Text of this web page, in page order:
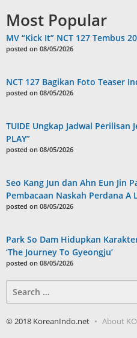
Most Popular
MV “Kick It” NCT 127 Tembus
posted on 08/05/2026
NCT 127 Bagikan Foto Teaser
posted on 08/05/2026
TUIDE Ungkap Jadwal Perilisan
PLAY”
posted on 08/05/2026
Seo Kang Jun dan Ahn Eun Jin
Pembacaan Naskah Perdana A
posted on 08/05/2026
Park So Dam Hidupkan
‘The Journey To Gyeongju’
posted on 08/05/2026
for:
© 2018 KoreanIndo.net About